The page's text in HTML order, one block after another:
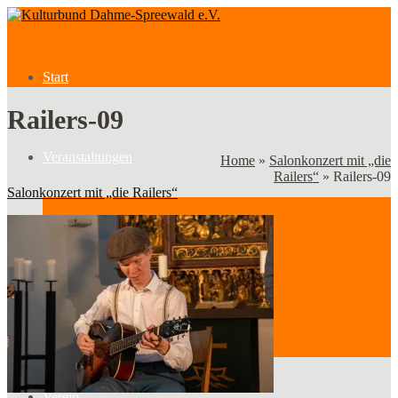
Start
Veranstaltungen
Veranstaltungen
Kategorien
Railers-09
Home » Salonkonzert mit „die
Railers“ » Railers-09
Salonkonzert mit „die Railers“